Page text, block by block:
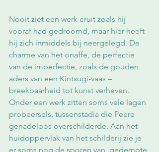
Nooit ziet een werk eruit zoals hij
vooraf had gedroomd, maar hier heeft
hij zich inmiddels bij neergelegd. De
charme van het onaffe, de perfectie
van de imperfectie, zoals de gouden
aders van een Kintsugi-vaas –
breekbaarheid tot kunst verheven.
Onder een werk zitten soms vele lagen
probeersels, tussenstadia die Peere
genadeloos overschilderde. Aan het
huidoppervlak van het schilderij zie je
er soms nog de sporen van, gedempte